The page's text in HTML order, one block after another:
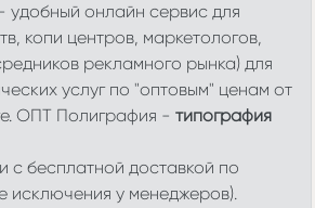
удобный онлайн сервис для
копи центров, маркетологов,
рекламного рынка) для
услуг по "оптовым" ценам от
ОПТ Полиграфия - типография
с бесплатной доставкой по
исключения у менеджеров).